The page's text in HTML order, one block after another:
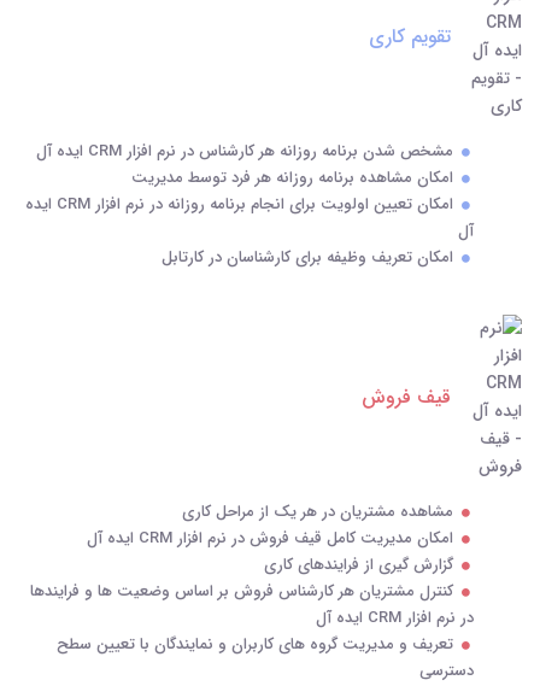
تقویم کاری
مشخص شدن برنامه روزانه هر کارشناس در نرم افزار CRM ایده آل
امکان مشاهده برنامه روزانه هر فرد توسط مدیریت
امکان تعیین اولویت برای انجام برنامه روزانه در نرم افزار CRM ایده
آل
امکان تعریف وظیفه برای کارشناسان در کارتابل
قیف فروش
مشاهده مشتریان در هر یک از مراحل کاری
امکان مدیریت کامل قیف فروش در نرم افزار CRM ایده آل
گزارش گیری از فرایندهای کاری
کنترل مشتریان هر کارشناس فروش بر اساس وضعیت ها و فرایندها
در نرم افزار CRM ایده آل
تعریف و مدیریت گروه های کاربران و نمایندگان با تعیین سطح
دسترسی